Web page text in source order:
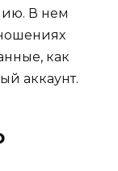
В нем
как
аккаунт.